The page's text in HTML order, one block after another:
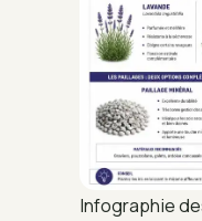
Infographie